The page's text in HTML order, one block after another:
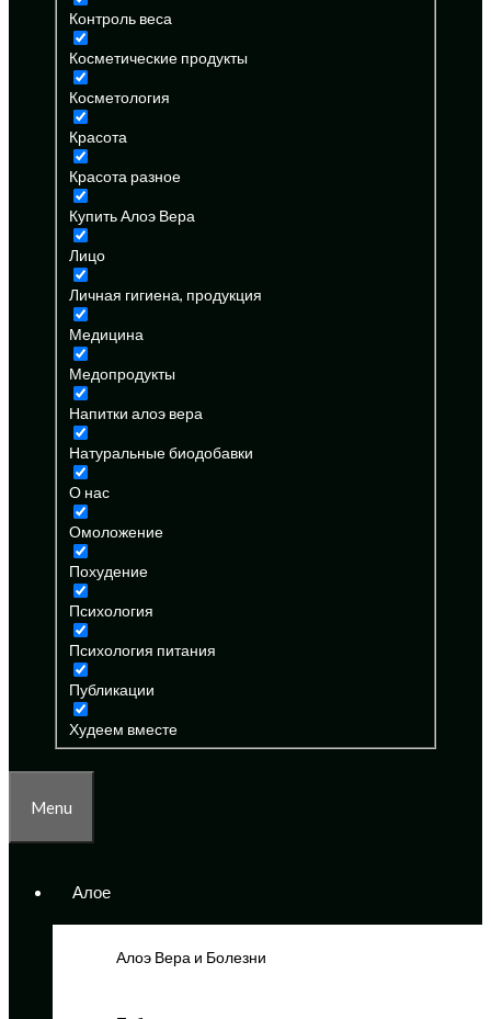
Контроль веса
Косметические продукты
Косметология
Красота
Красота разное
Купить Алоэ Вера
Лицо
Личная гигиена, продукция
Медицина
Медопродукты
Напитки алоэ вера
Натуральные биодобавки
О нас
Омоложение
Похудение
Психология
Психология питания
Публикации
Худеем вместе
Menu
Алое
Алоэ Вера и Болезни